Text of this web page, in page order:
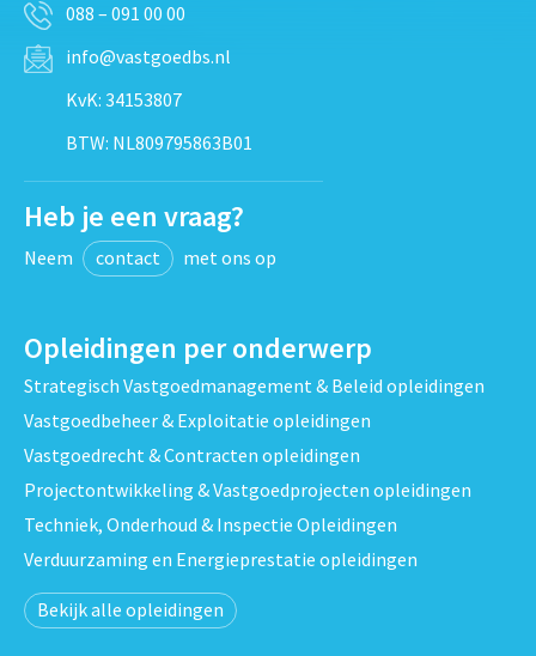
088 – 091 00 00
info@vastgoedbs.nl
KvK: 34153807
BTW: NL809795863B01
Heb je een vraag?
Neem contact met ons op
Opleidingen per onderwerp
Strategisch Vastgoedmanagement & Beleid opleidingen
Vastgoedbeheer & Exploitatie opleidingen
Vastgoedrecht & Contracten opleidingen
Projectontwikkeling & Vastgoedprojecten opleidingen
Techniek, Onderhoud & Inspectie Opleidingen
Verduurzaming en Energieprestatie opleidingen
Bekijk alle opleidingen